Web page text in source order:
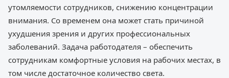
утомляемости сотрудников, снижению концентрации
внимания. Со временем она может стать причиной
ухудшения зрения и других профессиональных
заболеваний. Задача работодателя – обеспечить
сотрудникам комфортные условия на рабочих местах, в
том числе достаточное количество света.